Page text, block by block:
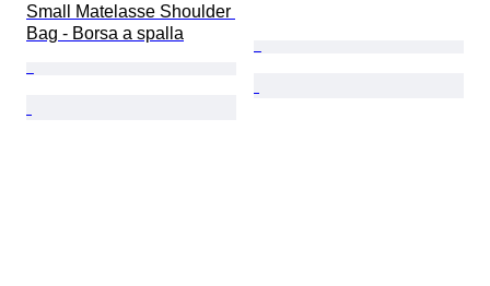
Small Matelasse Shoulder
Bag - Borsa a spalla